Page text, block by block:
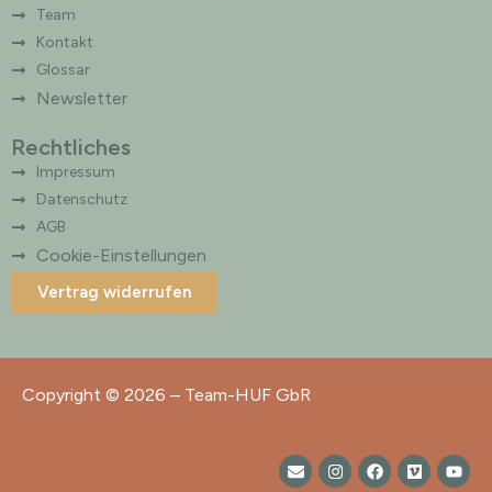
Team
Kontakt
Glossar
Newsletter
Rechtliches
Impressum
Datenschutz
AGB
Cookie-Einstellungen
Vertrag widerrufen
Copyright © 2026 – Team-HUF GbR